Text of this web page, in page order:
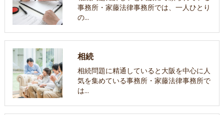
事務所・家藤法律事務所では、一人ひとり
の…
相続
相続問題に精通していると大阪を中心に人
気を集めている事務所・家藤法律事務所で
は…